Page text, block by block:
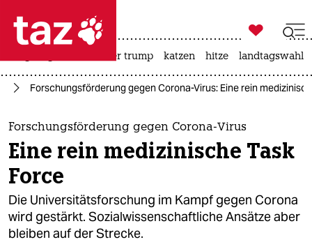
 taz zahl ich
taz zahl ich
themen
politik
öko
gesellschaft

taz zahl ich
usa unter trump katzen hitze landtagswahl
Forschungsförderung gegen Corona-Virus: Eine rein
Forschungsförderung gegen Corona-Virus
Eine rein medizinische Task
Force
Die Universitätsforschung im Kampf gegen Corona
wird gestärkt. Sozialwissenschaftliche Ansätze aber
bleiben auf der Strecke.